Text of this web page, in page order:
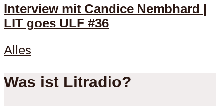
Interview mit Candice Nembhard |
LIT goes ULF #36
Alles
Was ist Litradio?